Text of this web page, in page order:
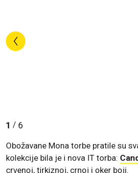
1 / 6
Obožavane Mona torbe pratile su
kolekcije bila je i nova IT torba:
crvenoj, tirkiznoj, crnoj i oker boji.